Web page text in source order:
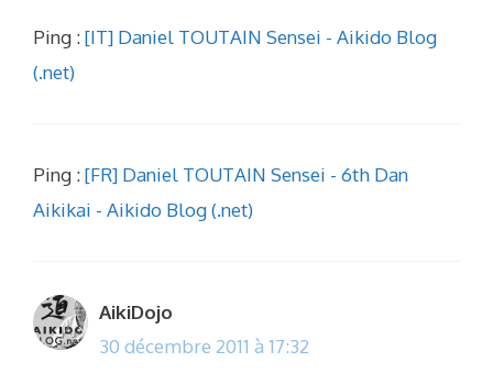
Ping :[IT] Daniel TOUTAIN Sensei - Aikido Blog
(.net)
Ping :[FR] Daniel TOUTAIN Sensei - 6th Dan
Aikikai - Aikido Blog (.net)
AikiDojo
30 décembre 2011 à 17:32